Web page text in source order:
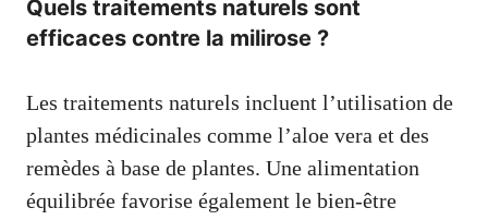
Quels traitements naturels sont
efficaces contre la milirose ?
Les traitements naturels incluent l’utilisation de
plantes médicinales comme l’aloe vera et des
remèdes à base de plantes. Une alimentation
équilibrée favorise également le bien-être